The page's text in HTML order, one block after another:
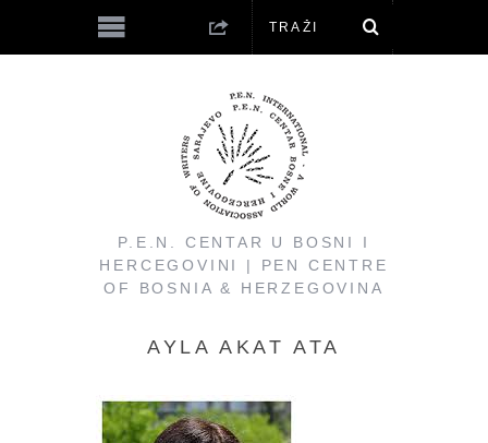
P.E.N. CENTAR U BOSNI I
HERCEGOVINI | PEN CENTRE
OF BOSNIA & HERZEGOVINA
AYLA AKAT ATA